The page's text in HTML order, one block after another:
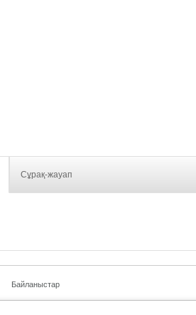
Сұрақ-жауап
Байланыстар